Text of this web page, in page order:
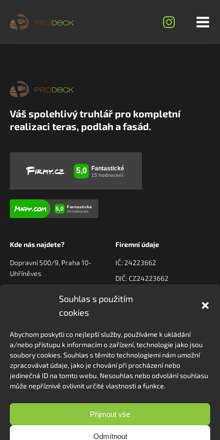
Souhlas s použitím
cookies
Abychom poskytli co nejlepší služby, používáme k ukládání
a/nebo přístupu k informacím o zařízení, technologie jako jsou
soubory cookies. Souhlas s těmito technologiemi nám umožní
zpracovávat údaje, jako je chování při procházení nebo
jedinečná ID na tomto webu. Nesouhlas nebo odvolání souhlasu
může nepříznivě ovlivnit určité vlastnosti a funkce.
Přijmout vše
Odmítnout
Váš spolehlivý truhlář pro kompletní
realizaci teras, podlah a fasád.
Kde nás najdete?
Dopravní 500/9, Praha 10-
Uhříněves
Firemní údaje
IČ: 24223662
DIČ: CZ24223662
Kontaktujte nás
+420 778 222 800
Navigace
O nás
Kontakt